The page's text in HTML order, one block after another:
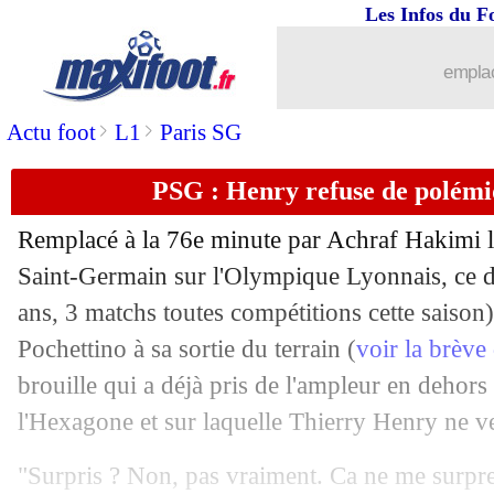
Actu foot> L1 > Paris SG
Les Infos du
PSG : Henry refuse de
Remplacé à la 76e minute par Achraf Hakimi
Saint-Germain sur l'Olympique Lyonnais, ce
ans, 3 matchs toutes compétitions cette
Pochettino à sa sortie du terrain (voir la brève
brouille qui a déjà pris de l'ampleur en dehors
l'Hexagone et sur laquelle Thierry Henry ne
"Surpris ? Non, pas vraiment. Ca ne me
PSG: Pochettino justifie le choix
20/09 Lens
20/09 OM: Sampaoli insiste sur le rôle de
20/09 Sondage MF : DD, plus l'homme de
20/09 Barça: Koeman sauvé par son
20/09 Everton : Rodriguez en route pour le
20/09 Lyon : la VAR, Aulas demande des
20/09 Barça: son futur, Koeman n'a pas